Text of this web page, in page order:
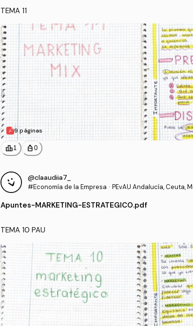
9 páginas
leaderboard1 personal_bag 0
@claaudiia7_
#Economía de la Empresa · PEvAU Andalucía, Ceuta,
Apuntes-MARKETING-ESTRATEGICO.pdf
TEMA 10 PAU